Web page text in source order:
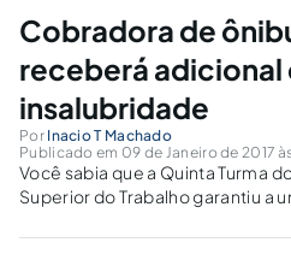
Cobradora de
receberá adicional
insalubridade
Por Inacio T Machado
Publicado em 09 de Janeiro de 2017 às
Você sabia que a Quinta Turma
Superior do Trabalho garantiu a
insalubridade em razão da